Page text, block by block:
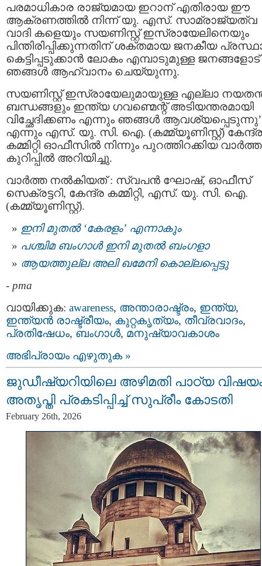
പരമാധികാര രാജ്യമായ ഇറാന് എതിരായ ഈ
ആക്രണത്തിൽ നിന്ന് യു. എസ്. സാമ്രാജ്യത്വ
വാദി കളെയും സയണിസ്റ്റ് ഇസ്രായേലിനെയും
പിന്തിരിപ്പിക്കുന്നതിന് ശക്തമായ ജനകീയ
കെട്ടിപ്പടുക്കാൻ ലോകം എമ്പാടുമുള്ള ജനങ്ങളോട്
ഞങ്ങൾ ആഹ്വാനം ചെയ്യുന്നു.
സയണിസ്റ്റ് ഇസ്രായേലുമായുള്ള എല്ലാ
ബന്ധങ്ങളും ഇന്ത്യ ഗവണ്മെന്റ് അടിയന്തരമായി
വിച്ഛേദിക്കണം എന്നും ഞങ്ങൾ ആവശ്യപ്പെടുന്നു’
എന്നും എസ്‌. യു. സി. ഐ. (കമ്മ്യൂണിസ്റ്റ്) കേന്ദ്ര
കമ്മിറ്റി ഓഫീസിൽ നിന്നും പുറത്തിറക്കിയ
കുറിപ്പിൽ അറിയിച്ചു.
വാർത്ത നൽകിയത് : സ്വപൻ ഘോഷ്, ഓഫീസ്
സെക്രട്ടറി, കേന്ദ്ര കമ്മിറ്റി, എസ്‌. യു. സി. ഐ.
(കമ്മ്യൂണിസ്റ്റ്).
ഇനി മുതൽ ‘കേരളം’ എന്നാകും
പശ്ചിമ ബംഗാൾ ഇനി മുതല്‍ ബംഗളാ
ആയത്തുല്ല അലി ഖമേനി കൊല്ലപ്പെട്ടു
- pma
വായിക്കുക: awareness, അന്താരാഷ്ട്രം, ഇന്ത്യ,
ഇന്ത്യന്‍ രാഷ്ട്രീയം, കുറ്റകൃത്യം, തീവ്രവാദം,
പ്രതിഷേധം, ബംഗാള്‍, മനുഷ്യാവകാശം
അഭിപ്രായം എഴുതുക »
ജുഡീഷ്യറിയിലെ അഴിമതി പാഠ്യ
അതൃപ്തി പ്രകടിപ്പിച്ച് സുപ്രീം കോടതി
February 26th, 2026